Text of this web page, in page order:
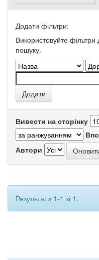
Додати фільтри:
Використовуйте фільтри
пошуку.
Вивести на сторінку
Автори
Результати 1-1 зі 1.